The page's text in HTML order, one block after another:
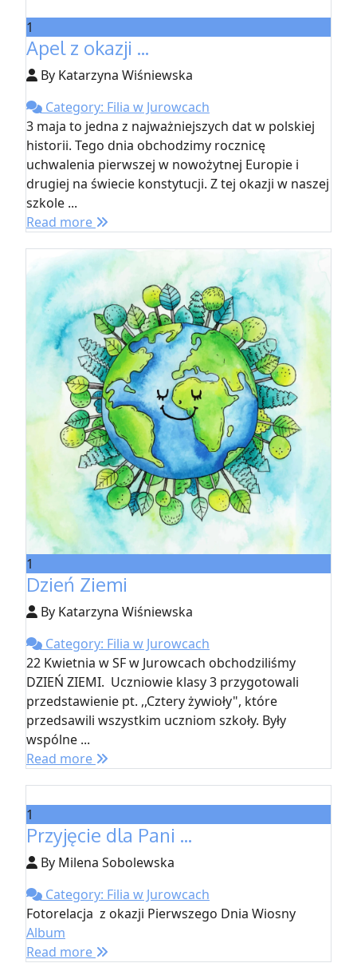
1
Apel z okazji ...
By Katarzyna Wiśniewska
Category: Filia w Jurowcach
3 maja to jedna z najważniejszych dat w polskiej
historii. Tego dnia obchodzimy rocznicę
uchwalenia pierwszej w nowożytnej Europie i
drugiej na świecie konstytucji. Z tej okazji w naszej
szkole ...
Read more
1
Dzień Ziemi
By Katarzyna Wiśniewska
Category: Filia w Jurowcach
22 Kwietnia w SF w Jurowcach obchodziliśmy
DZIEŃ ZIEMI. Uczniowie klasy 3 przygotowali
przedstawienie pt. ,,Cztery żywioły", które
przedsawili wszystkim uczniom szkoły. Były
wspólne ...
Read more
1
Przyjęcie dla Pani ...
By Milena Sobolewska
Category: Filia w Jurowcach
Fotorelacja z okazji Pierwszego Dnia Wiosny
Album
Read more